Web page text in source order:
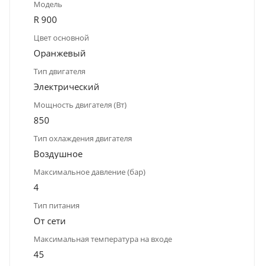
Модель
R 900
Цвет основной
Оранжевый
Тип двигателя
Электрический
Мощность двигателя (Вт)
850
Тип охлаждения двигателя
Воздушное
Максимальное давление (бар)
4
Тип питания
От сети
Максимальная температура на входе
45